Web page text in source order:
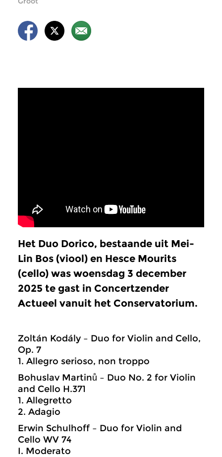
Het Duo Dorico, bestaande uit Mei-
Lin Bos (viool) en Hesce Mourits
(cello) was woensdag 3 december
2025 te gast in Concertzender
Actueel vanuit het Conservatorium.
Zoltán Kodály – Duo for Violin and Cello,
Op. 7
1. Allegro serioso, non troppo
Bohuslav Martinů – Duo No. 2 for Violin
and Cello H.371
1. Allegretto
2. Adagio
Erwin Schulhoff – Duo for Violin and
Cello WV 74
I. Moderato